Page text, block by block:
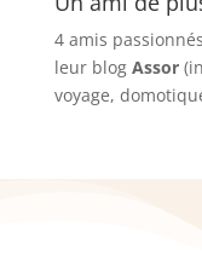
4 amis
leur blog Assor
voyage,